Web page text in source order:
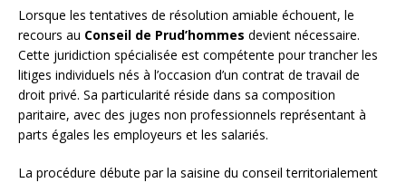
Lorsque les tentatives de résolution amiable échouent, le
recours au Conseil de Prud’hommes devient nécessaire.
Cette juridiction spécialisée est compétente pour trancher les
litiges individuels nés à l’occasion d’un contrat de travail de
droit privé. Sa particularité réside dans sa composition
paritaire, avec des juges non professionnels représentant à
parts égales les employeurs et les salariés.
La procédure débute par la saisine du conseil territorialement